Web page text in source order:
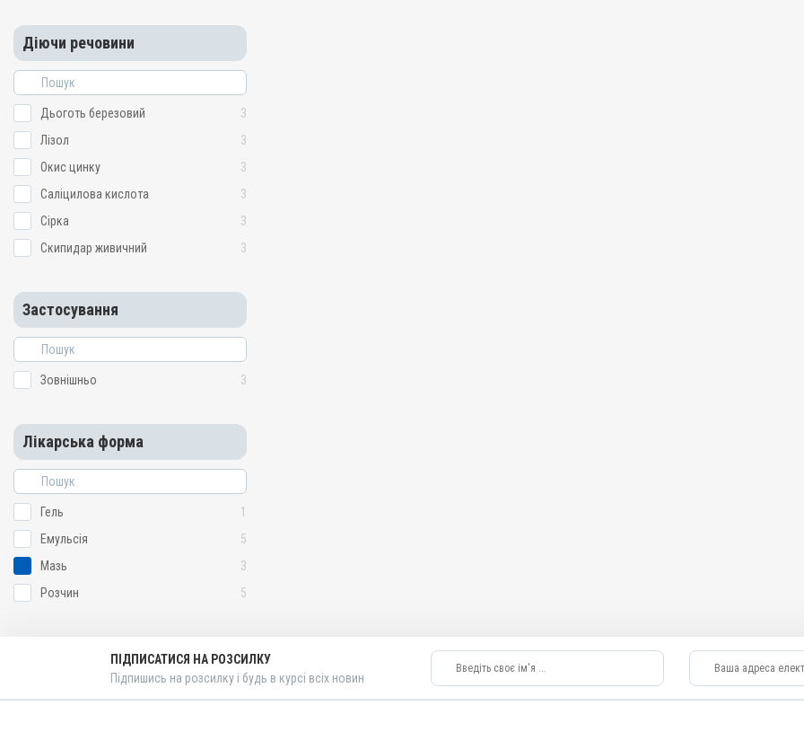
Діючи речовини
Дьоготь березовий
3
Лізол
3
Окис цинку
3
Саліцилова кислота
3
Сірка
3
Скипидар живичний
3
Застосування
Зовнішньо 3
Лікарська форма
Гель
1
Емульсія
5
Мазь
3
Розчин
5
ПІДПИСАТИСЯ НА РОЗСИЛКУ
Підпишись на розсилку і будь в курсі всіх новин